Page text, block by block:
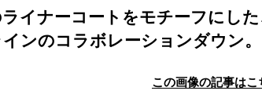
イナーコートをモチーフにし
ンのコラボレーションダウン。
この画像の記事はこ